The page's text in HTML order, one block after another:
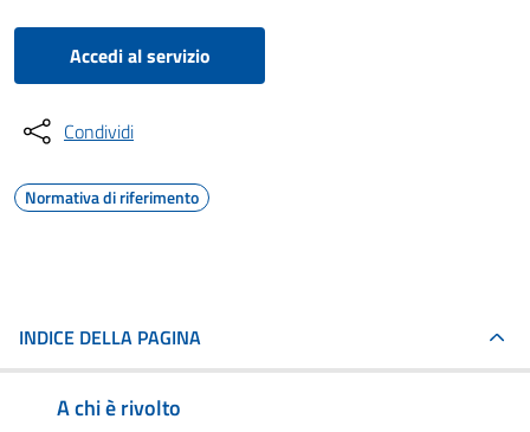
Accedi al servizio
Condividi
Normativa di riferimento
INDICE DELLA PAGINA
A chi è rivolto